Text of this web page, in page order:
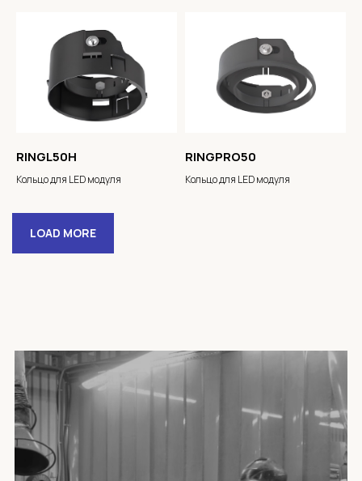
RINGL50H
Кольцо для LED модуля
RINGPRO50
Кольцо для LED модуля
LOAD MORE
Телефон
+7
Комментарии